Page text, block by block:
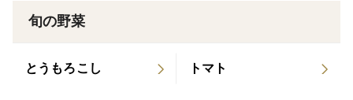
えるため、常備野菜としてもおすすめです。
旬の野菜
とうもろこし トマト